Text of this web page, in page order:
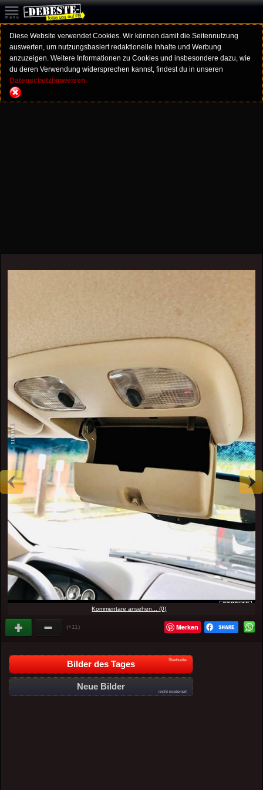
Diese Website verwendet Cookies. Wir können damit die Seitennutzung
auswerten, um nutzungsbasiert redaktionelle Inhalte und Werbung
anzuzeigen. Weitere Informationen zu Cookies und insbesondere dazu, wie
du deren Verwendung widersprechen kannst, findest du in unseren
Datenschutzhinweisen.
Kommentare ansehen... (0)
(+11) Merken
Bilder des Tages Startseite
Neue Bilder
nicht moderiert